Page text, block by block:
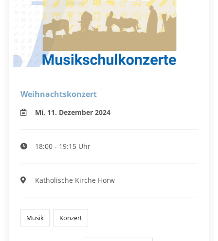
Weihnachtskonzert
Mi, 11. Dezember 2024
18:00 - 19:15 Uhr
Katholische Kirche Horw
Musik Konzert